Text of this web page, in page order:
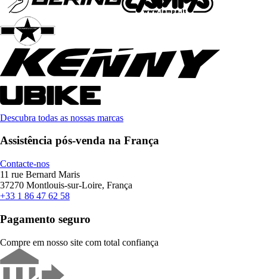
Descubra todas as nossas marcas
Assistência pós-venda na França
Contacte-nos
11 rue Bernard Maris
37270 Montlouis-sur-Loire, França
+33 1 86 47 62 58
Pagamento seguro
Compre em nosso site com total confiança